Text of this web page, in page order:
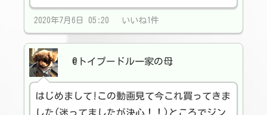
2020年7月6日 05:20 いいね1件
@トイプードル一家の母
はじめまして!この動画見て今これ買ってきま
した(迷ってましたが決心！！)ところでジン